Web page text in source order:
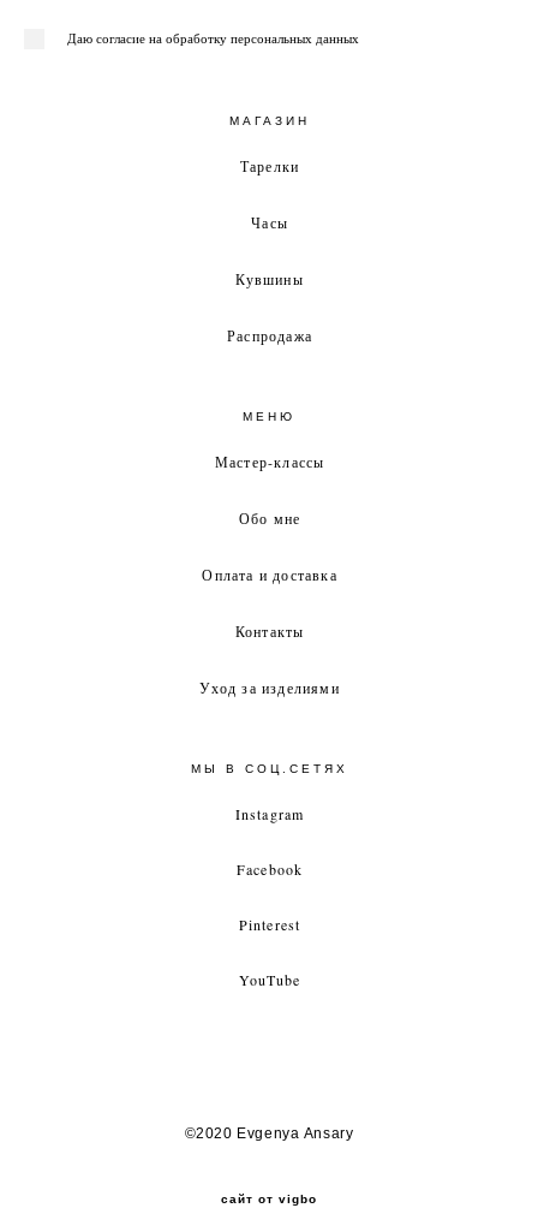
Даю согласие на обработку персональных данных
МАГАЗИН
Тарелки
Часы
Кувшины
Распродажа
МЕНЮ
Мастер-классы
Обо мне
Оплата и доставка
Контакты
Уход за изделиями
МЫ В СОЦ.СЕТЯХ
Instagram
Facebook
Pinterest
YouTube
©2020 Evgenya Ansary
сайт от vigbo